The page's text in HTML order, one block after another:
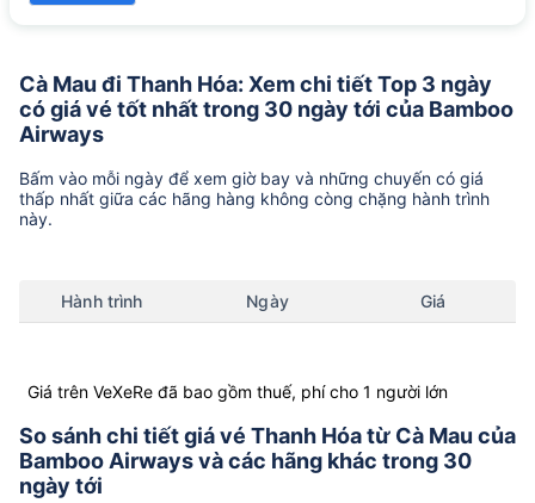
Cà Mau đi Thanh Hóa: Xem chi tiết Top 3 ngày
có giá vé tốt nhất trong 30 ngày tới của Bamboo
Airways
Bấm vào mỗi ngày để xem giờ bay và những chuyến có giá
thấp nhất giữa các hãng hàng không còng chặng hành trình
này.
Hành trình Ngày Giá
Giá trên VeXeRe đã bao gồm thuế, phí cho 1 người lớn
So sánh chi tiết giá vé Thanh Hóa từ Cà Mau của
Bamboo Airways và các hãng khác trong 30
ngày tới